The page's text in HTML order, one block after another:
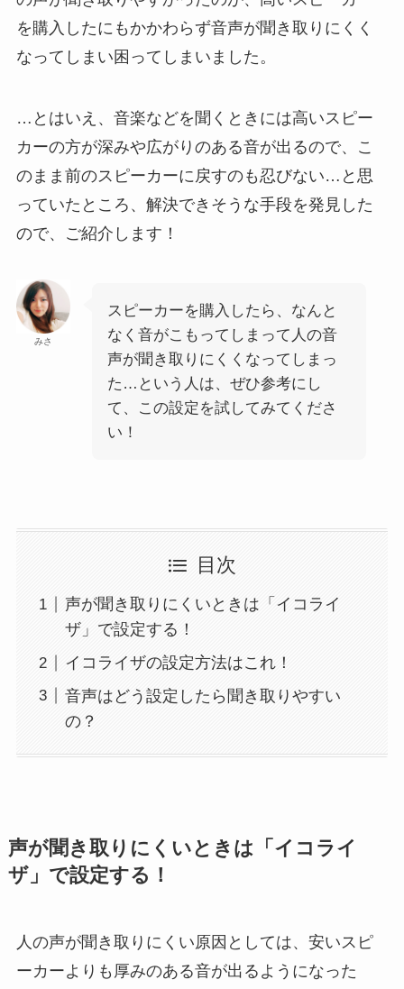
を購入したにもかかわらず音声が聞き取りにくく
なってしまい困ってしまいました。
…とはいえ、音楽などを聞くときには高いスピー
カーの方が深みや広がりのある音が出るので、こ
のまま前のスピーカーに戻すのも忍びない…と思
っていたところ、解決できそうな手段を発見した
ので、ご紹介します！
みさ
スピーカーを購入したら、なんと
なく音がこもってしまって人の音
声が聞き取りにくくなってしまっ
た…という人は、ぜひ参考にし
て、この設定を試してみてくださ
い！
目次
声が聞き取りにくいときは「イコライ
ザ」で設定する！
イコライザの設定方法はこれ！
音声はどう設定したら聞き取りやすい
の？
声が聞き取りにくいときは「イコライ
ザ」で設定する！
人の声が聞き取りにくい原因としては、安いスピ
ーカーよりも厚みのある音が出るようになった